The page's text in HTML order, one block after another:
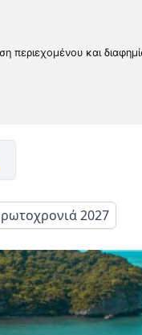
περιεχομένου και
2027